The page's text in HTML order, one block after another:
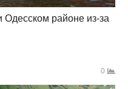
Одесском районе из-за
0